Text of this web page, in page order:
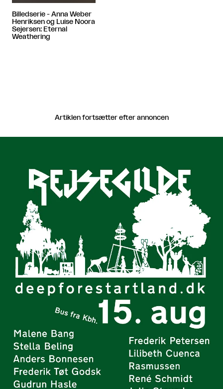
Billedserie - Anna Weber
Henriksen og Luise Noora
Sejersen: Eternal
Weathering
Artiklen fortsætter efter annoncen